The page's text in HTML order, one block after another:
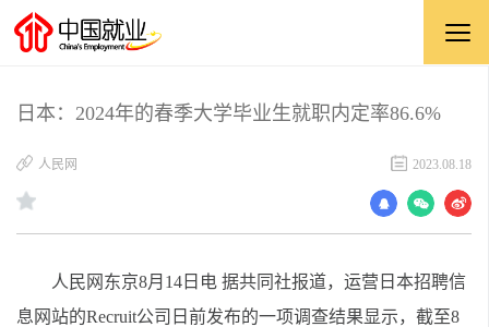
日本：2024年的春季大学毕业生就职内定率86.6%
人民网 2023.08.18
人民网东京8月14日电 据共同社报道，运营日本招聘信
息网站的Recruit公司日前发布的一项调查结果显示，截至8